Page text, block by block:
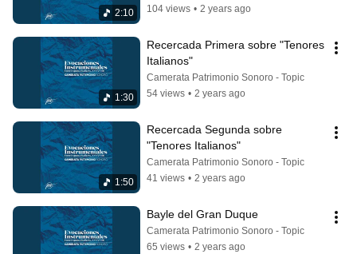
2:10
104 views • 2 years ago
1:30
Recercada Primera sobre "Tenores
Italianos"
Camerata Patrimonio Sonoro - Topic
54 views • 2 years ago
1:50
Recercada Segunda sobre
"Tenores Italianos"
Camerata Patrimonio Sonoro - Topic
41 views • 2 years ago
Bayle del Gran Duque
Camerata Patrimonio Sonoro - Topic
65 views • 2 years ago